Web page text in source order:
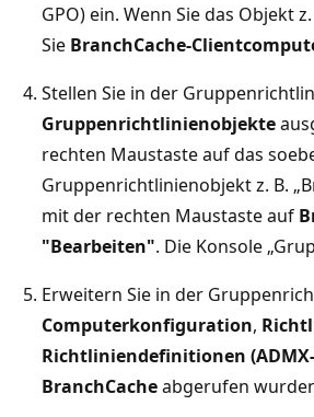
GPO) ein. Wenn Sie das Objekt
Sie BranchCache-
Stellen Sie in der
Gruppenrichtlinienobjekte
rechten Maustaste auf das
Gruppenrichtlinienobjekt z. B.
mit der rechten Maustaste auf
"Bearbeiten". Die Konsole
Erweitern Sie in der
Computerkonfiguration,
Richtliniendefinitionen
BranchCacheabgerufen